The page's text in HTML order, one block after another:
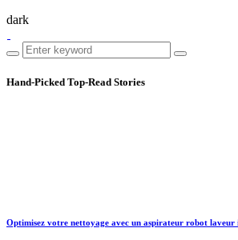
dark
Hand-Picked Top-Read Stories
Optimisez votre nettoyage avec un aspirateur robot laveur